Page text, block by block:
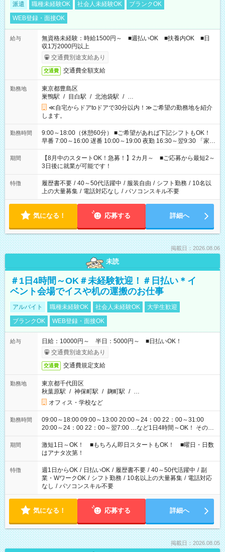
派遣 職種未経験OK 社会人未経験OK
ブランクOK
WEB登録・面接OK
給与
無資格未経験：時給1500円～ ■週払いOK ■扶養内OK ■日
収1万2000円以上
交通費別途支給あり
交通費 交通費全額支給
勤務地
東京都豊島区
巣鴨駅 / 目白駅 / 北池袋駅 / …
≪自宅からドアtoドアで30分以内！≫ご希望の勤務地を紹介
します。
勤務時間
9:00～18:00（休憩60分） ■ご希望があれば下記シフトもOK！
早番 7:00～16:00 遅番 10:00～19:00 夜勤 16:30～翌9:30 「家族
と休みを合わせたい」 「余裕を持って夕飯の準備がしたい」
「できれば残業はしたくない」 など、ご希望を教えてください
ね。 ※Wワーク希望の方へ 今ご覧のお仕事で希望する勤務時間
と、もう1つのお仕事の勤務時間。 合計で週40時間を超える場
合は応募できません。
期間
【8月中のスタートOK！急募！】2カ月～ ■ご応募から最短2～
3日後に就業が可能です！
特徴 履歴書不要 / 40～50代活躍中 / 服装自由 / シフト勤務 / 10名以
上の大量募集 / 電話対応なし / パソコンスキル不要
気になる！ 応募する 詳細へ
掲載日：2026.08.06
未読
＃1日4時間～OK＃未経験歓迎！＃日払い＊イ
ベント会場でイスや机の運搬のお仕事
アルバイト 職種未経験OK 社会人未経験OK
大学生歓迎
ブランクOK
WEB登録・面接OK
給与
日給：10000円～ 半日：5000円～ ■日払いOK！
交通費別途支給あり
交通費 交通費規定支給
勤務地
東京都千代田区
秋葉原駅 / 神保町駅 / 麹町駅 / …
オフィス・学校など
勤務時間
09:00～18:00 09:00～13:00 20:00～24：00 22：00～31:00
20:00～24：00 22：00～翌7:00 …など1日4時間～OK！ その他
シフトもございます！ お気軽にご相談ください！
期間
激短1日～OK！ ■もちろん即日スタートもOK！ ■曜日・日数
はアナタ次第！
特徴 週1日からOK / 日払いOK / 履歴書不要 / 40～50代活躍中 / 副
業・WワークOK / シフト勤務 / 10名以上の大量募集 / 電話対応
なし / パソコンスキル不要
気になる！ 応募する 詳細へ
掲載日：2026.08.05